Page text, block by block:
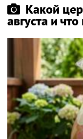
Какой
августа и